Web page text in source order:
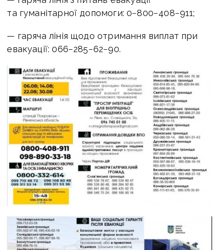
та гуманітарної допомоги: 0−800−408−911;
— гаряча лінія щодо отримання виплат при
евакуації: 066−285−62−90.